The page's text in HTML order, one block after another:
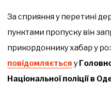
За сприяння у перетині
пунктами пропуску він
прикордоннику хабар у
повідомляється у
Національної поліції в